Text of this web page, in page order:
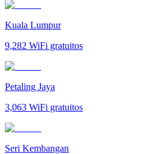
Kuala Lumpur
9,282 WiFi gratuitos
Petaling Jaya
3,063 WiFi gratuitos
Seri Kembangan